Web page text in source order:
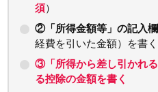
須）
②「所得金額等」の記入欄
経費を引いた金額）を書
③「所得から差し引かれ
る控除の金額を書く